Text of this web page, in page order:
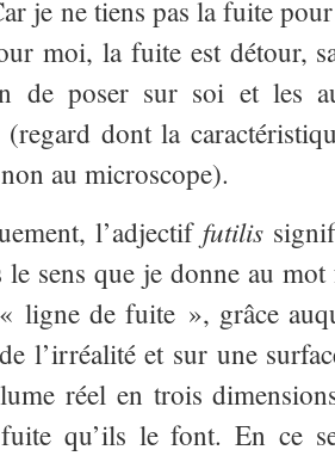
je ne tiens pas la fuite
moi, la fuite est détour,
de poser sur soi et les
(regard dont la
au microscope).
l’adjectif futilis
le sens que je donne au
ligne de fuite », grâce
l’irréalité et sur une
réel en trois
qu’ils le font. En ce